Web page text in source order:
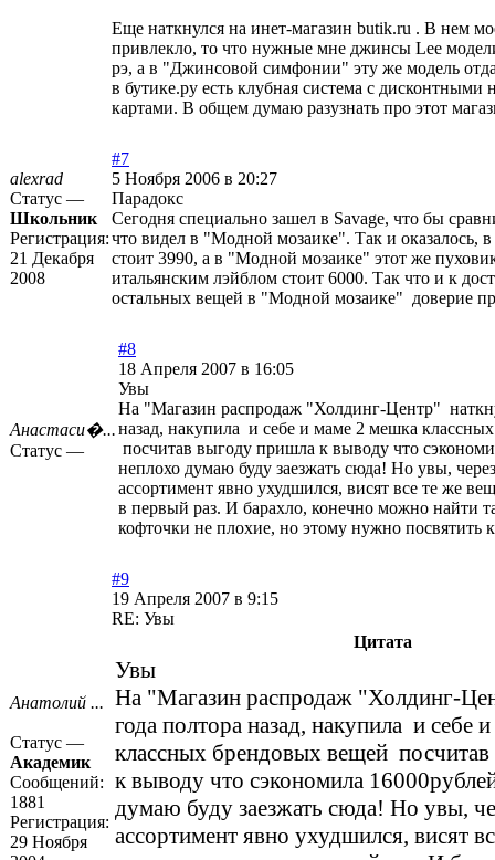
Еще наткнулся на инет-магазин butik.ru . В нем
привлекло, то что нужные мне джинсы Lee
рэ, а в "Джинсовой симфонии" эту же модель
в бутике.ру есть клубная система с дисконтными
картами. В общем думаю разузнать про этот
alexrad
Статус —
Школьник
Регистрация:
21 Декабря
2008
#7
5 Ноября 2006 в 20:27
Парадокс
Сегодня специально зашел в Savage, что бы
что видел в "Модной мозаике". Так и оказалось, в
стоит 3990, а в "Модной мозаике" этот же
итальянским лэйблом стоит 6000. Так что и к
остальных вещей в "Модной мозаике" доверие
Анастаси�...
Статус —
#8
18 Апреля 2007 в 16:05
Увы
На "Магазин распродаж "Холдинг-Центр"
назад, накупила и себе и маме 2 мешка
посчитав выгоду пришла к выводу что
неплохо думаю буду заезжать сюда! Но увы,
ассортимент явно ухудшился, висят все те же
в первый раз. И барахло, конечно можно найти
кофточки не плохие, но этому нужно посвятить
Анатолий ...
Статус —
Академик
Сообщений:
1881
Регистрация:
29 Ноября
#9
19 Апреля 2007 в 9:15
RE: Увы
Цитата
Увы
На "Магазин распродаж "Холдинг-
года полтора назад, накупила и себе
классных брендовых вещей
к выводу что сэкономила
думаю буду заезжать сюда! Но увы,
ассортимент явно ухудшился, висят